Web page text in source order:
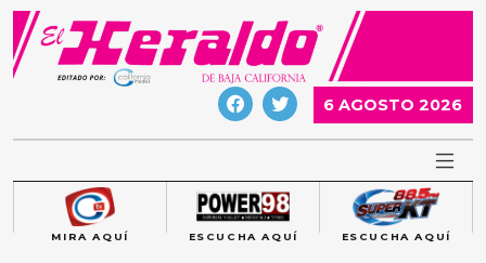
Skip
content
6 AGOSTO 2026
MIRA AQUÍ ESCUCHA AQUÍ ESCUCHA AQUÍ